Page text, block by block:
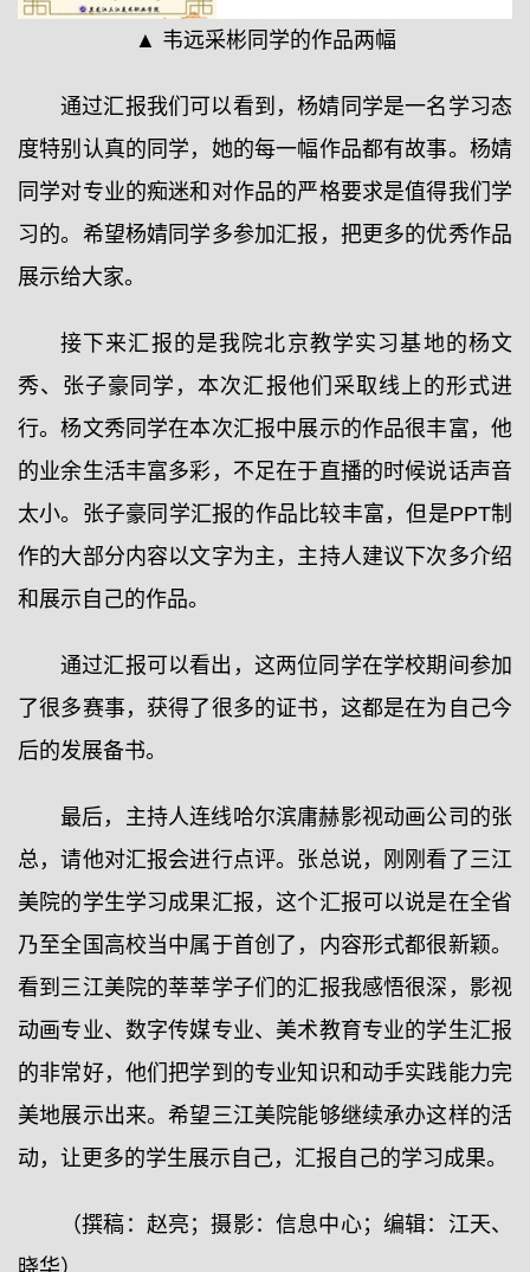
▲ 韦远采彬同学的作品两幅
通过汇报我们可以看到，杨婧同学是一名学习态
度特别认真的同学，她的每一幅作品都有故事。杨婧
同学对专业的痴迷和对作品的严格要求是值得我们学
习的。希望杨婧同学多参加汇报，把更多的优秀作品
展示给大家。
接下来汇报的是我院北京教学实习基地的杨文
秀、张子豪同学，本次汇报他们采取线上的形式进
行。杨文秀同学在本次汇报中展示的作品很丰富，他
的业余生活丰富多彩，不足在于直播的时候说话声音
太小。张子豪同学汇报的作品比较丰富，但是PPT制
作的大部分内容以文字为主，主持人建议下次多介绍
和展示自己的作品。
通过汇报可以看出，这两位同学在学校期间参加
了很多赛事，获得了很多的证书，这都是在为自己今
后的发展备书。
最后，主持人连线哈尔滨庸赫影视动画公司的张
总，请他对汇报会进行点评。张总说，刚刚看了三江
美院的学生学习成果汇报，这个汇报可以说是在全省
乃至全国高校当中属于首创了，内容形式都很新颖。
看到三江美院的莘莘学子们的汇报我感悟很深，影视
动画专业、数字传媒专业、美术教育专业的学生汇报
的非常好，他们把学到的专业知识和动手实践能力完
美地展示出来。希望三江美院能够继续承办这样的活
动，让更多的学生展示自己，汇报自己的学习成果。
（撰稿：赵亮；摄影：信息中心；编辑：江天、